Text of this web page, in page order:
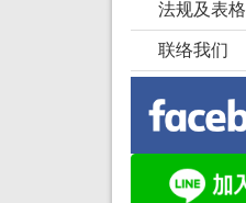
法规及表格
联络我们